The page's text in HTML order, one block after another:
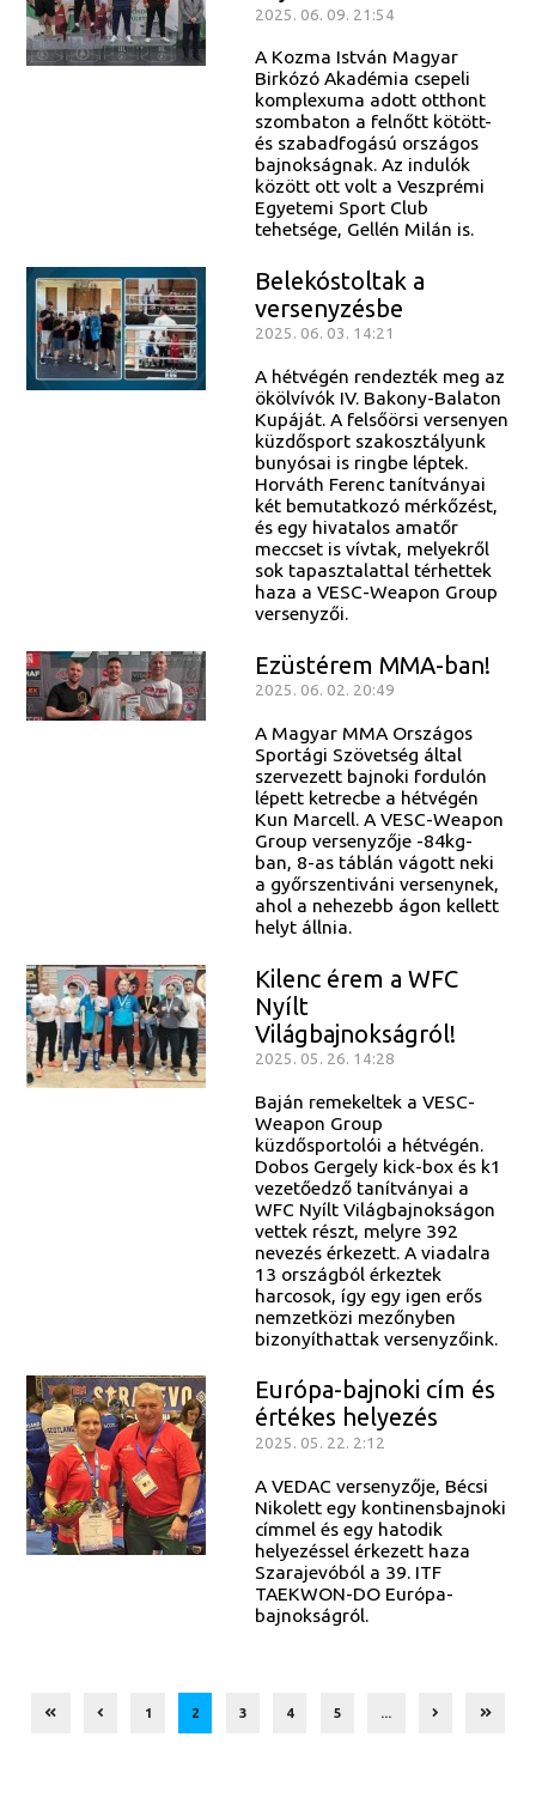
2025. 06. 09. 21:54
A Kozma István Magyar
Birkózó Akadémia csepeli
komplexuma adott otthont
szombaton a felnőtt kötött-
és szabadfogású országos
bajnokságnak. Az indulók
között ott volt a Veszprémi
Egyetemi Sport Club
tehetsége, Gellén Milán is.
Belekóstoltak a
versenyzésbe
2025. 06. 03. 14:21
A hétvégén rendezték meg az
ökölvívók IV. Bakony-Balaton
Kupáját. A felsőörsi versenyen
küzdősport szakosztályunk
bunyósai is ringbe léptek.
Horváth Ferenc tanítványai
két bemutatkozó mérkőzést,
és egy hivatalos amatőr
meccset is vívtak, melyekről
sok tapasztalattal térhettek
haza a VESC-Weapon Group
versenyzői.
Ezüstérem MMA-ban!
2025. 06. 02. 20:49
A Magyar MMA Országos
Sportági Szövetség által
szervezett bajnoki fordulón
lépett ketrecbe a hétvégén
Kun Marcell. A VESC-Weapon
Group versenyzője -84kg-
ban, 8-as táblán vágott neki
a győrszentiváni versenynek,
ahol a nehezebb ágon kellett
helyt állnia.
Kilenc érem a WFC
Nyílt
Világbajnokságról!
2025. 05. 26. 14:28
Baján remekeltek a VESC-
Weapon Group
küzdősportolói a hétvégén.
Dobos Gergely kick-box és k1
vezetőedző tanítványai a
WFC Nyílt Világbajnokságon
vettek részt, melyre 392
nevezés érkezett. A viadalra
13 országból érkeztek
harcosok, így egy igen erős
nemzetközi mezőnyben
bizonyíthattak versenyzőink.
Európa-bajnoki cím és
értékes helyezés
2025. 05. 22. 2:12
A VEDAC versenyzője, Bécsi
Nikolett egy kontinensbajnoki
címmel és egy hatodik
helyezéssel érkezett haza
Szarajevóból a 39. ITF
TAEKWON-DO Európa-
bajnokságról.
1 2 3 4 5 ...